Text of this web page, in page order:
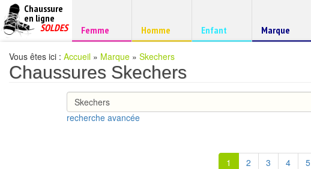
Chaussure
à
prix
Chaussure
en ligne
pas
SOLDES Chaussure
Femme Chaussure
Homme Chaussure
Enfant
Chaussure
de
Marque
Vous êtes ici : Accueil » Marque » Skechers
Chaussures Skechers
recherche avancée
1 2 3 4 5